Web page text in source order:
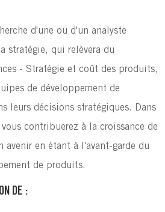
d'une ou d'un analyste
stratégie, qui relèvera du
- Stratégie et coût des produits,
de développement de
leurs décisions stratégiques. Dans
contribuerez à la croissance de
avenir en étant à l'avant-garde du
de produits.
DE :